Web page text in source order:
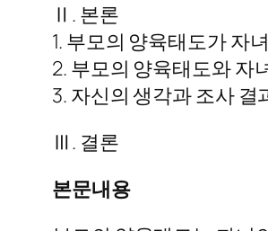
Ⅱ. 본론
1. 부모의 양육태도가 자
2. 부모의 양육태도와 자
3. 자신의 생각과 조사
Ⅲ. 결론
본문내용